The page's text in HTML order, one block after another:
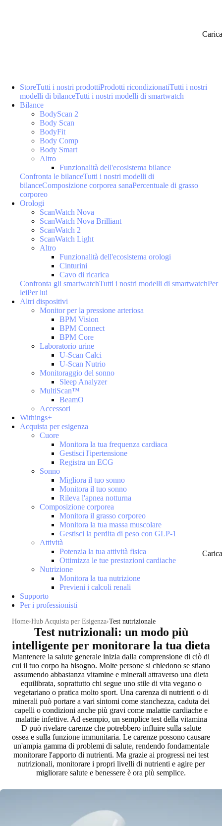
StoreTutti i nostri prodottiProdotti ricondizionatiTutti i nostri
modelli di bilanceTutti i nostri modelli di smartwatch
Bilance
BodyScan 2
Body Scan
BodyFit
Body Comp
Body Smart
Altro
Funzionalità dell'ecosistema bilance
Confronta le bilanceTutti i nostri modelli di
bilanceComposizione corporea sanaPercentuale di grasso
corporeo
Orologi
ScanWatch Nova
ScanWatch Nova Brilliant
ScanWatch 2
ScanWatch Light
Altro
Funzionalità dell'ecosistema orologi
Cinturini
Cavo di ricarica
Confronta gli smartwatchTutti i nostri modelli di smartwatchPer
leiPer lui
Altri dispositivi
Monitor per la pressione arteriosa
BPM Vision
BPM Connect
BPM Core
Laboratorio urine
U-Scan Calci
U-Scan Nutrio
Monitoraggio del sonno
Sleep Analyzer
MultiScan™
BeamO
Accessori
Withings+
Acquista per esigenza
Cuore
Monitora la tua frequenza cardiaca
Gestisci l'ipertensione
Registra un ECG
Sonno
Migliora il tuo sonno
Monitora il tuo sonno
Rileva l'apnea notturna
Composizione corporea
Monitora il grasso corporeo
Monitora la tua massa muscolare
Gestisci la perdita di peso con GLP-1
Attività
Potenzia la tua attività fisica
Ottimizza le tue prestazioni cardiache
Nutrizione
Monitora la tua nutrizione
Previeni i calcoli renali
Supporto
Per i professionisti
Home Hub Acquista per Esigenza Test nutrizionale
Test nutrizionali: un modo più
intelligente per monitorare la tua dieta
Mantenere la salute generale inizia dalla comprensione di ciò di
cui il tuo corpo ha bisogno. Molte persone si chiedono se stiano
assumendo abbastanza vitamine e minerali attraverso una dieta
equilibrata, soprattutto chi segue uno stile di vita vegano o
vegetariano o pratica molto sport. Una carenza di nutrienti o di
minerali può portare a vari sintomi come stanchezza, caduta dei
capelli o condizioni anche più gravi come malattie cardiache e
malattie infettive. Ad esempio, un semplice test della vitamina
D può rivelare carenze che potrebbero influire sulla salute
ossea e sulla funzione immunitaria. Le carenze possono causare
un'ampia gamma di problemi di salute, rendendo fondamentale
monitorare l'apporto di nutrienti. Ma grazie ai progressi nei test
nutrizionali, monitorare i propri livelli di nutrienti e agire per
migliorare salute e benessere è ora più semplice.